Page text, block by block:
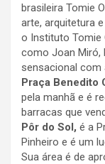
brasileira Tomie
arte, arquitetura
o Instituto Tomie
como Joan Miró,
sensacional com
Praça Benedito
pela manhã e é
barracas que
Pôr do Sol, é a
Pinheiro e é um
Sua área é de